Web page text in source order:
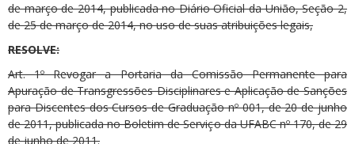
de março de 2014, publicada no Diário Oficial da União, Seção 2,
de 25 de março de 2014, no uso de suas atribuições legais,
RESOLVE:
Art. 1º Revogar a Portaria da Comissão Permanente para
Apuração de Transgressões Disciplinares e Aplicação de Sanções
para Discentes dos Cursos de Graduação nº 001, de 20 de junho
de 2011, publicada no Boletim de Serviço da UFABC nº 170, de 29
de junho de 2011.